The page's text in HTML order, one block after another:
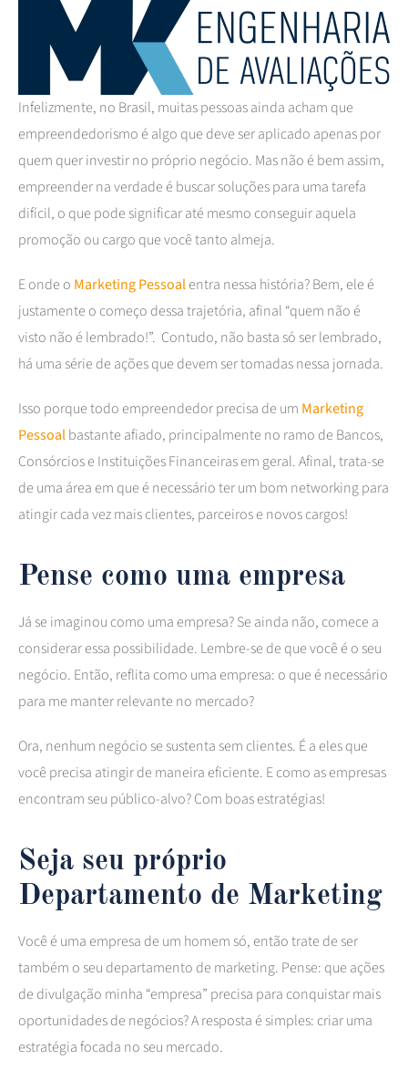
Infelizmente, no Brasil, muitas pessoas ainda acham que
empreendedorismo é algo que deve ser aplicado apenas por
quem quer investir no próprio negócio. Mas não é bem assim,
empreender na verdade é buscar soluções para uma tarefa
difícil, o que pode significar até mesmo conseguir aquela
promoção ou cargo que você tanto almeja.
E onde o Marketing Pessoalentra nessa história? Bem, ele é
justamente o começo dessa trajetória, afinal “quem não é
visto não é lembrado!”. Contudo, não basta só ser lembrado,
há uma série de ações que devem ser tomadas nessa jornada.
Isso porque todo empreendedor precisa de um Marketing
Pessoalbastante afiado, principalmente no ramo de Bancos,
Consórcios e Instituições Financeiras em geral. Afinal, trata-se
de uma área em que é necessário ter um bom networking para
atingir cada vez mais clientes, parceiros e novos cargos!
Pense como uma empresa
Já se imaginou como uma empresa? Se ainda não, comece a
considerar essa possibilidade. Lembre-se de que você é o seu
negócio. Então, reflita como uma empresa: o que é necessário
para me manter relevante no mercado?
Ora, nenhum negócio se sustenta sem clientes. É a eles que
você precisa atingir de maneira eficiente. E como as empresas
encontram seu público-alvo? Com boas estratégias!
Seja seu próprio
Departamento de Marketing
Você é uma empresa de um homem só, então trate de ser
também o seu departamento de marketing. Pense: que ações
de divulgação minha “empresa” precisa para conquistar mais
oportunidades de negócios? A resposta é simples: criar uma
estratégia focada no seu mercado.